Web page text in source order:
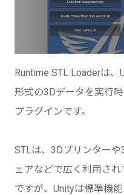
Runtime STL Loaderは
形式の3Dデータを実行
プラグインです。
STLは、3Dプリンター
ェアなどで広く利用さ
ですが、Unityは標準機